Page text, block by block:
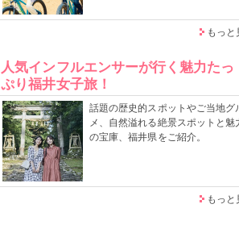
もっと
人気インフルエンサーが行く魅力たっ
ぷり福井女子旅！
話題の歴史的スポットやご当地グ
メ、自然溢れる絶景スポットと魅
の宝庫、福井県をご紹介。
もっと